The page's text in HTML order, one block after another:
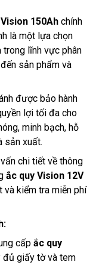
150Ah chính
là một lựa chọn
trong lĩnh vực phân
sản phẩm và
được bảo hành
lợi tối đa cho
minh bạch, hỗ
sản xuất.
chi tiết về thông
ắc quy Vision 12V
và kiểm tra miễn phí
cấp ắc quy
đủ giấy tờ và tem